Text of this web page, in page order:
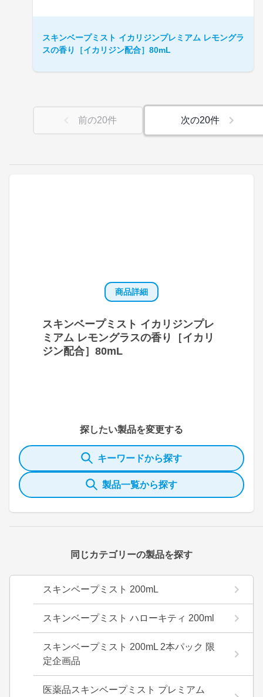
商品詳細
スキンベープミスト イカリジンプレ
ミアム レモングラスの香り［イカリ
ジン配合］80mL
探したい製品を変更する
キーワードから探す
製品一覧から探す
同じカテゴリーの製品を探す
スキンベープミスト 200mL
スキンベープミスト ハローキティ 200ml
スキンベープミスト 200mL 2本パック 限
定企画品
医薬品スキンベープミスト プレミアム
スキンベープミスト イカリジンプレミアム レモングラ
スの香り［イカリジン配合］80mL
前の20件 次の20件